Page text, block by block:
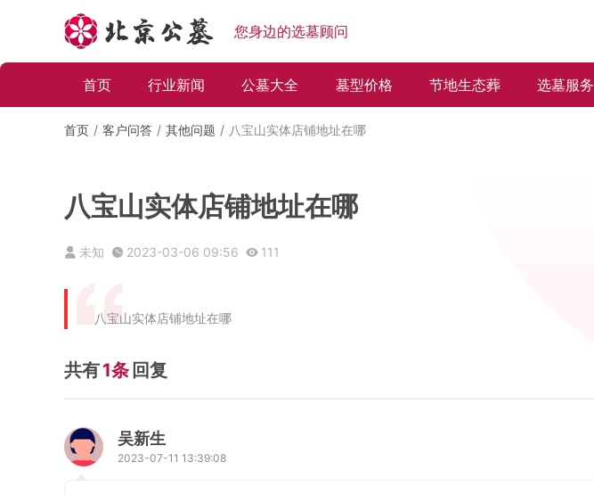
您身边的选墓顾问
首页 行业新闻 公墓大全 墓型价格 节地生态葬 选墓服务
首页 客户问答 其他问题 八宝山实体店铺地址在哪
八宝山实体店铺地址在哪
未知 2023-03-06 09:56 111
八宝山实体店铺地址在哪
共有1条 回复
吴新生
2023-07-11 13:39:08